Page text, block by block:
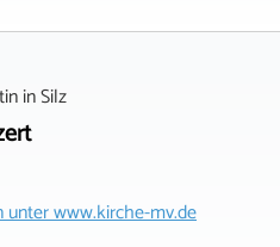
inSilz
unterwww.kirche-mv.de